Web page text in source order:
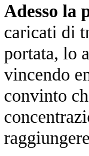
Adesso la
caricati di
portata, lo
vincendo
convinto